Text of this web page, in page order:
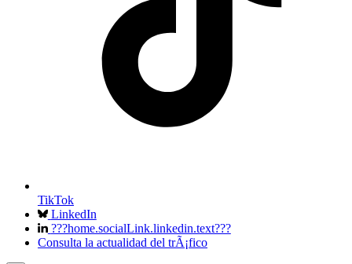
TikTok
LinkedIn
???home.socialLink.linkedin.text???
Consulta la actualidad del trÃ¡fico